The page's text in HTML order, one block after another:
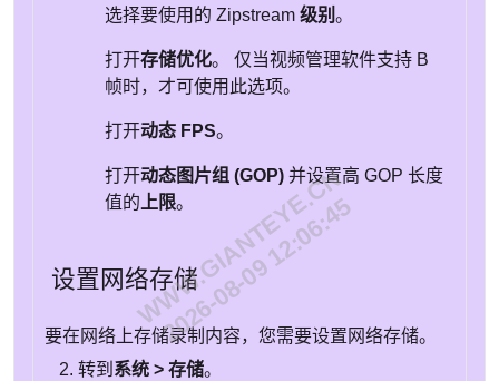
选择要使用的 Zipstream 级别 。
打开存储优化。 仅当视频管理软件支持 B
帧时，才可使用此选项。
打开动态 FPS。
打开动态图片组 (GOP) 并设置高 GOP 长度
值的 上限。
设置网络存储
要在网络上存储录制内容，您需要设置网络存储。
转到 系统 > 存储。
WWW.GIANTEYE.CN
2026-08-09 12:06:45